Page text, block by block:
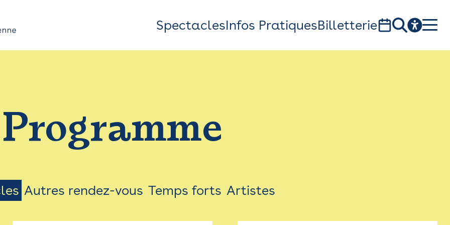
Top
Bar
Menu
SpectaclesInfos PratiquesBilletterie
1, av. du Chateau d'eau - 31300 Toulouse
Programme
Autres rendez-vous Temps forts Artistes